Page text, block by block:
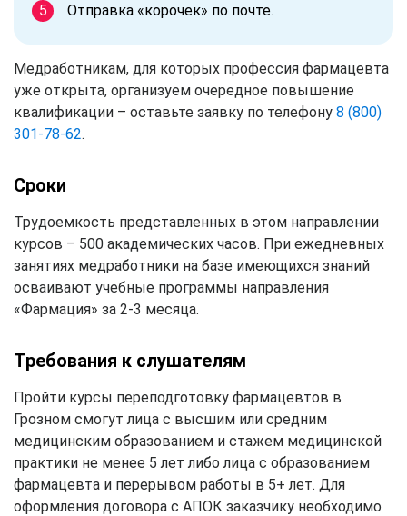
Отправка «корочек» по почте.
Медработникам, для которых профессия фармацевта
уже открыта, организуем очередное повышение
квалификации – оставьте заявку по телефону 8 (800)
301-78-62.
Сроки
Трудоемкость представленных в этом направлении
курсов – 500 академических часов. При ежедневных
занятиях медработники на базе имеющихся знаний
осваивают учебные программы направления
«Фармация» за 2-3 месяца.
Требования к слушателям
Пройти курсы переподготовку фармацевтов в
Грозном смогут лица с высшим или средним
медицинским образованием и стажем медицинской
практики не менее 5 лет либо лица с образованием
фармацевта и перерывом работы в 5+ лет. Для
оформления договора с АПОК заказчику необходимо